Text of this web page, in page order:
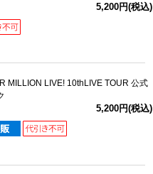
5,200円(税込)
MILLION LIVE! 10thLIVE TOUR 公式
5,200円(税込)